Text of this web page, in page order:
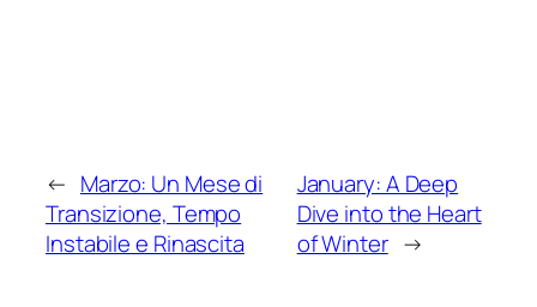
← Marzo: Un Mese di
Transizione, Tempo
Instabile e Rinascita
January: A Deep
Dive into the Heart
of Winter →